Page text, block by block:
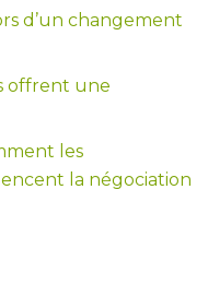
d’un changement
offrent une
les
la négociation